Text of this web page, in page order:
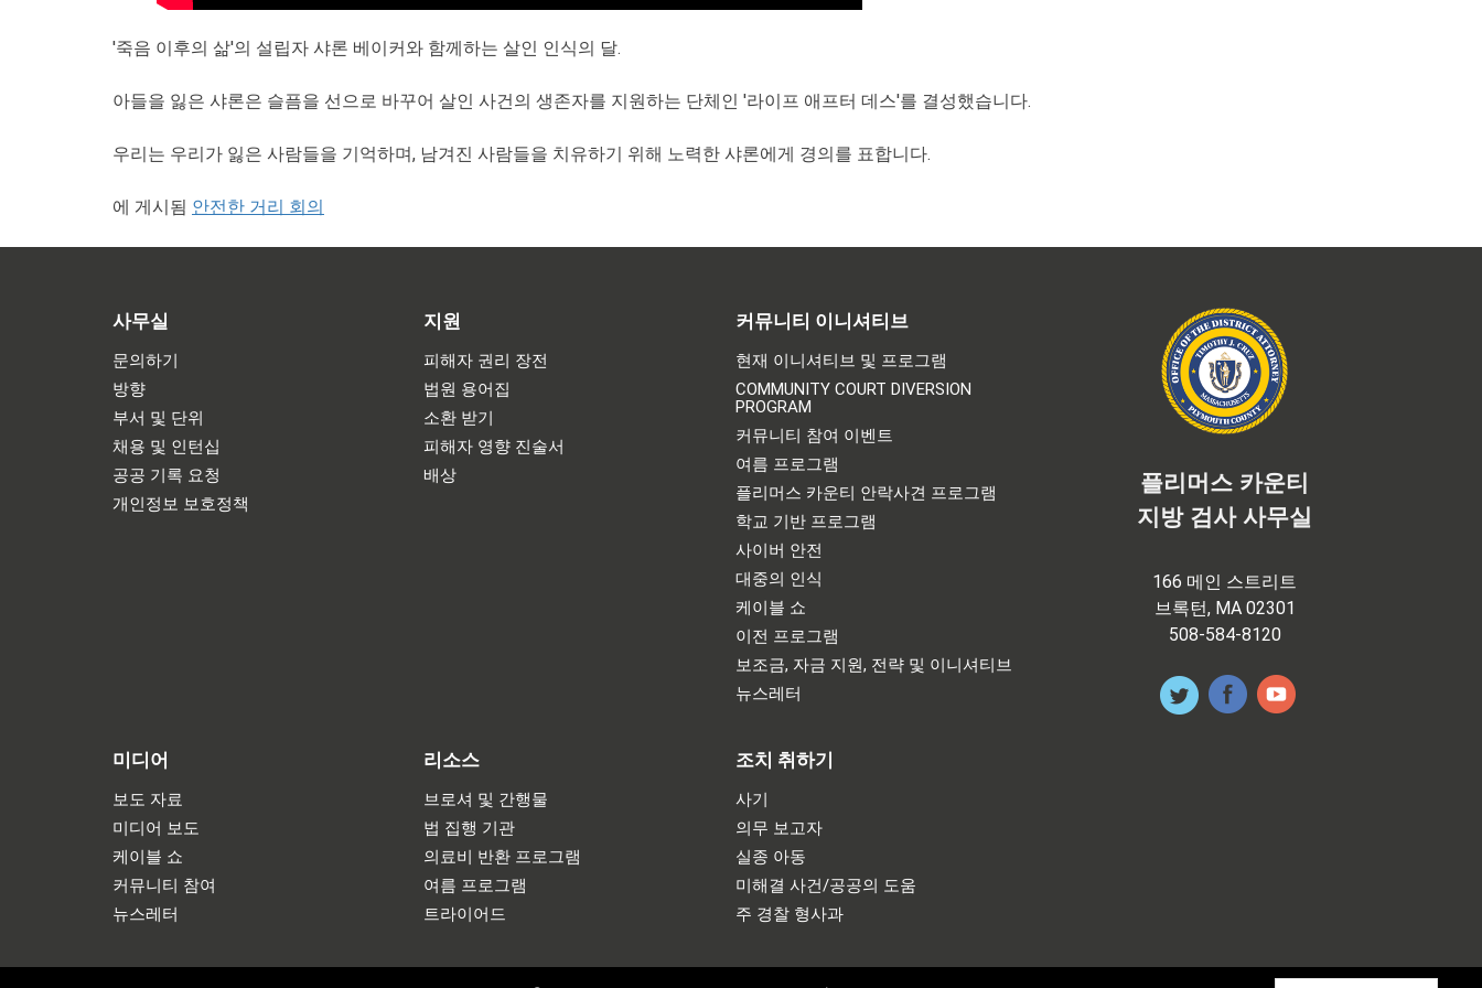
'죽음 이후의 삶'의 설립자 샤론 베이커와 함께하는 살인 인식의 달.
아들을 잃은 샤론은 슬픔을 선으로 바꾸어 살인 사건의 생존자를 지원하는 단체인 '라이프 애프터 데스'를 결성했습니다.
우리는 우리가 잃은 사람들을 기억하며, 남겨진 사람들을 치유하기 위해 노력한 샤론에게 경의를 표합니다.
에 게시됨 안전한 거리 회의
사무실
문의하기
방향
부서 및 단위
채용 및 인턴십
공공 기록 요청
개인정보 보호정책
지원
피해자 권리 장전
법원 용어집
소환 받기
피해자 영향 진술서
배상
커뮤니티 이니셔티브
현재 이니셔티브 및 프로그램
COMMUNITY COURT DIVERSION
PROGRAM
커뮤니티 참여 이벤트
여름 프로그램
플리머스 카운티 안락사견 프로그램
학교 기반 프로그램
사이버 안전
대중의 인식
케이블 쇼
이전 프로그램
보조금, 자금 지원, 전략 및 이니셔티브
뉴스레터
미디어
보도 자료
미디어 보도
케이블 쇼
커뮤니티 참여
뉴스레터
리소스
브로셔 및 간행물
법 집행 기관
의료비 반환 프로그램
여름 프로그램
트라이어드
조치 취하기
사기
의무 보고자
실종 아동
미해결 사건/공공의 도움
주 경찰 형사과
플리머스 카운티
지방 검사 사무실
166 메인 스트리트
브록턴, MA 02301
508-584-8120